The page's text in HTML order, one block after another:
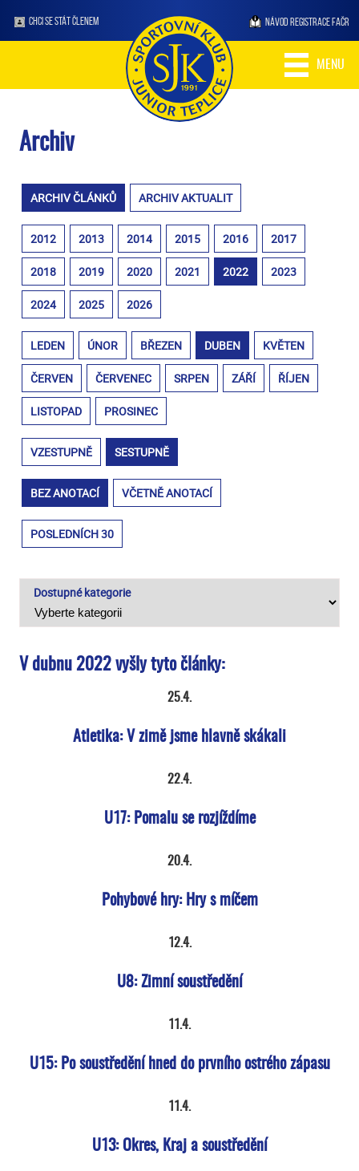
CHCI SE STÁT ČLENEM NÁVOD REGISTRACE FAČR
MENU
Archiv
ARCHIV ČLÁNKŮ ARCHIV AKTUALIT
2012 2013 2014 2015 2016 2017
2018 2019 2020 2021 2022 2023
2024 2025 2026
LEDEN ÚNOR BŘEZEN DUBEN KVĚTEN
ČERVEN ČERVENEC SRPEN ZÁŘÍ ŘÍJEN
LISTOPAD PROSINEC
VZESTUPNĚ SESTUPNĚ
BEZ ANOTACÍ VČETNĚ ANOTACÍ
POSLEDNÍCH 30
Dostupné kategorie
V dubnu 2022 vyšly tyto články:
25.4.
Atletika: V zimě jsme hlavně skákali
22.4.
U17: Pomalu se rozjíždíme
20.4.
Pohybové hry: Hry s míčem
12.4.
U8: Zimní soustředění
11.4.
U15: Po soustředění hned do prvního ostrého zápasu
11.4.
U13: Okres, Kraj a soustředění